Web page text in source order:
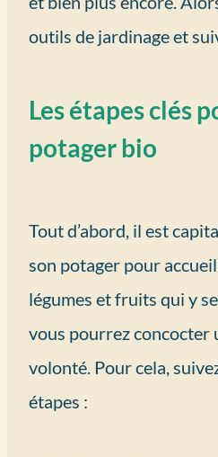
outils de jardinage et
Les étapes clés
potager bio
Tout d’abord, il est
son potager pour
légumes et fruits qui y
vous pourrez concocter
volonté. Pour cela,
étapes :